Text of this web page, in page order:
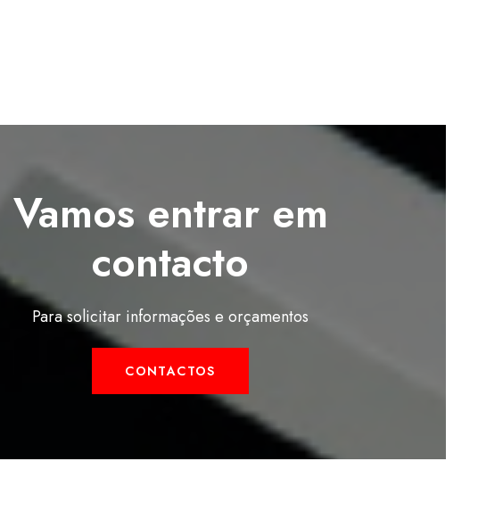
Vamos entrar em
contacto
Para solicitar informações e orçamentos
CONTACTOS